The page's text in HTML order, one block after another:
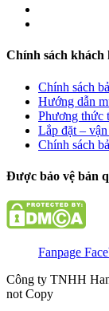
Chính sách khách
Chính sách
Hướng dẫn
Phương thức
Lắp đặt –
Chính sách
Được bảo vệ bản
Fanpage
Công ty TNHH
not Copy